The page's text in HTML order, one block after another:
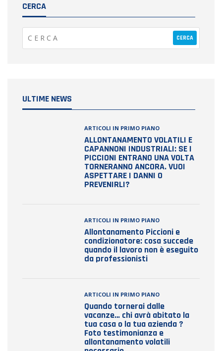
CERCA
ULTIME NEWS
ARTICOLI IN PRIMO PIANO
ALLONTANAMENTO VOLATILI E
CAPANNONI INDUSTRIALI: SE I
PICCIONI ENTRANO UNA VOLTA
TORNERANNO ANCORA. VUOI
ASPETTARE I DANNI O
PREVENIRLI?
ARTICOLI IN PRIMO PIANO
Allontanamento Piccioni e
condizionatore: cosa succede
quando il lavoro non è eseguito
da professionisti
ARTICOLI IN PRIMO PIANO
Quando tornerai dalle
vacanze… chi avrà abitato la
tua casa o la tua azienda ?
Foto testimonianza e
allontanamento volatili